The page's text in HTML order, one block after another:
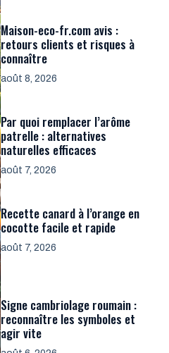
Maison-eco-fr.com avis :
retours clients et risques à
connaître
août 8, 2026
Par quoi remplacer l’arôme
patrelle : alternatives
naturelles efficaces
août 7, 2026
Recette canard à l’orange en
cocotte facile et rapide
août 7, 2026
Signe cambriolage roumain :
reconnaître les symboles et
agir vite